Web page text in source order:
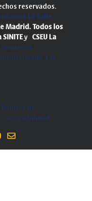
reservados.
La Salle
Madrid. Todos los
y CSEU La
4.0
Politica de
Accesibilidad